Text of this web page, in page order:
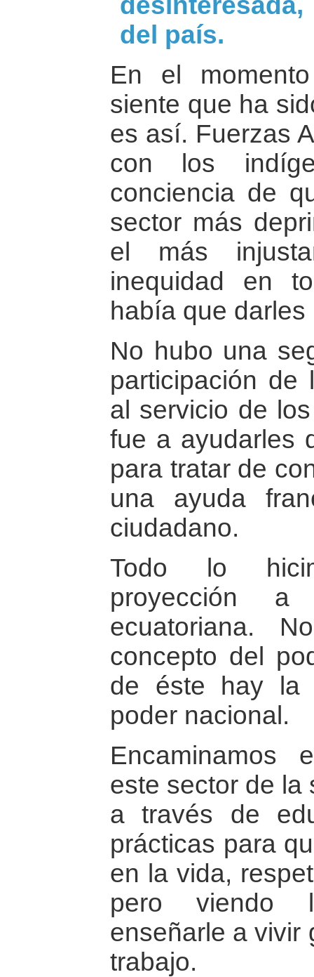
del país.
En el
siente que ha
es así. Fuerzas
con los
conciencia de
sector más
el más
inequidad en
había que darles
No hubo una
participación de
al servicio de
fue a ayudarles
para tratar de
una ayuda
ciudadano.
Todo lo
proyección
ecuatoriana.
concepto del
de éste hay la
poder nacional.
Encaminamos
este sector de la
a través de
prácticas para
en la vida,
pero viendo
enseñarle a vivir
trabajo.